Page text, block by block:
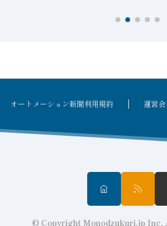
オートメーション新聞利用規約 運営
© Copyright Monodzukuri.jp Inc.